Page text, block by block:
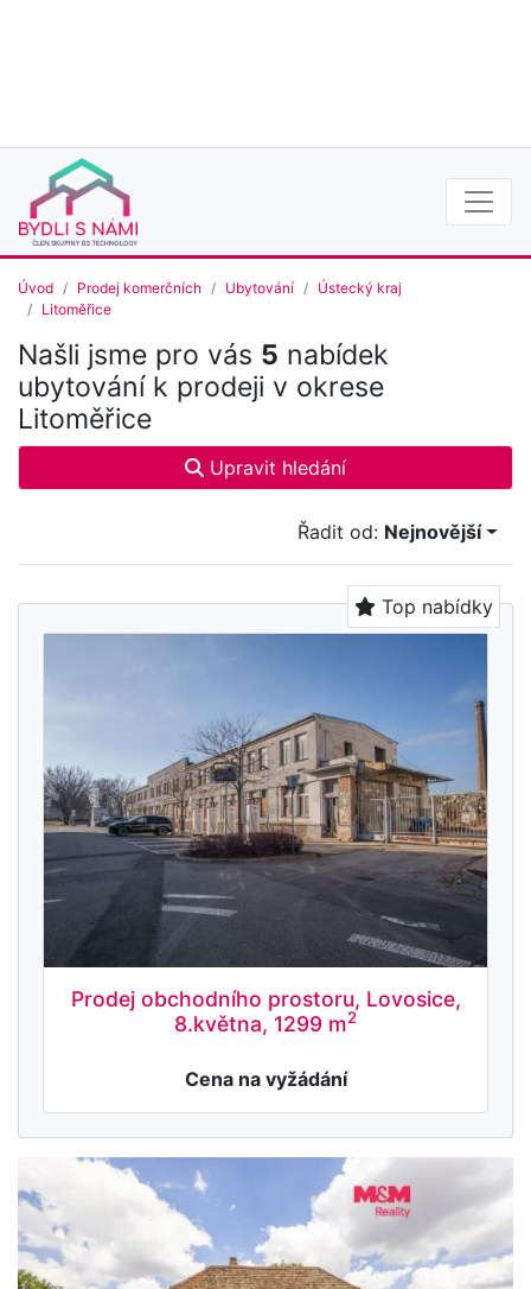
Úvod Prodej komerčních Ubytování
Ústecký kraj
Litoměřice
Našli jsme pro vás 5 nabídek
ubytování k prodeji v okrese
Litoměřice
Upravit hledání
Řadit od: Nejnovější
Top nabídky
Prodej obchodního prostoru, Lovosice,
8.května, 1299 m2
Cena na vyžádání